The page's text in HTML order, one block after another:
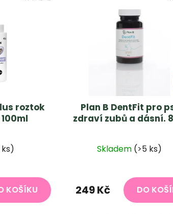
roztok
KOŠÍKU
Plan B DentFit pro
zdraví zubů a dásní.
hodnocení
je
5,0
Skladem (>5 ks)
DO
249 Kč